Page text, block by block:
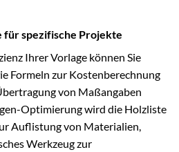
für spezifische Projekte
Ihrer Vorlage können Sie
Formeln zur Kostenberechnung
von Maßangaben
Optimierung wird die Holzliste
Auflistung von Materialien,
Werkzeug zur